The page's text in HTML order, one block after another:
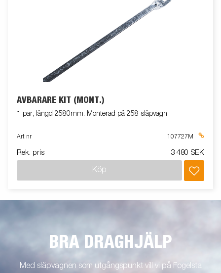
AVBÄRARE KIT (MONT.)
1 par, längd 2580mm. Monterad på 258 släpvagn
Art nr 107727M
Rek. pris 3 480 SEK
Köp
BRA DRAGHJÄLP
Med släpvagnen som utgångspunkt vill vi på Fogelsta